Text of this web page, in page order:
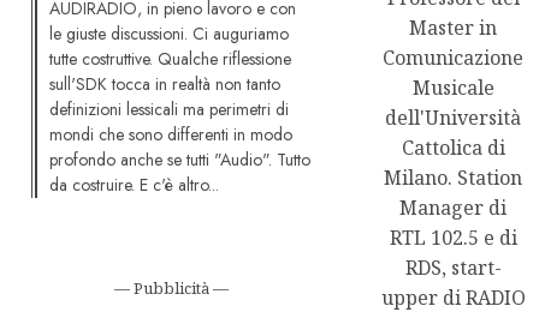
AUDIRADIO, in pieno lavoro e con
le giuste discussioni. Ci auguriamo
tutte costruttive. Qualche riflessione
sull'SDK tocca in realtà non tanto
definizioni lessicali ma perimetri di
mondi che sono differenti in modo
profondo anche se tutti "Audio". Tutto
da costruire. E c'è altro...
— Pubblicità —
Master in
Comunicazione
Musicale
dell'Università
Cattolica di
Milano. Station
Manager di
RTL 102.5 e di
RDS, start-
upper di RADIO